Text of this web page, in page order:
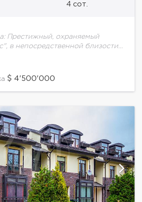
4 сот.
Престижный, охраняемый
в непосредственной близости
первых поселков по пути
4'500'000